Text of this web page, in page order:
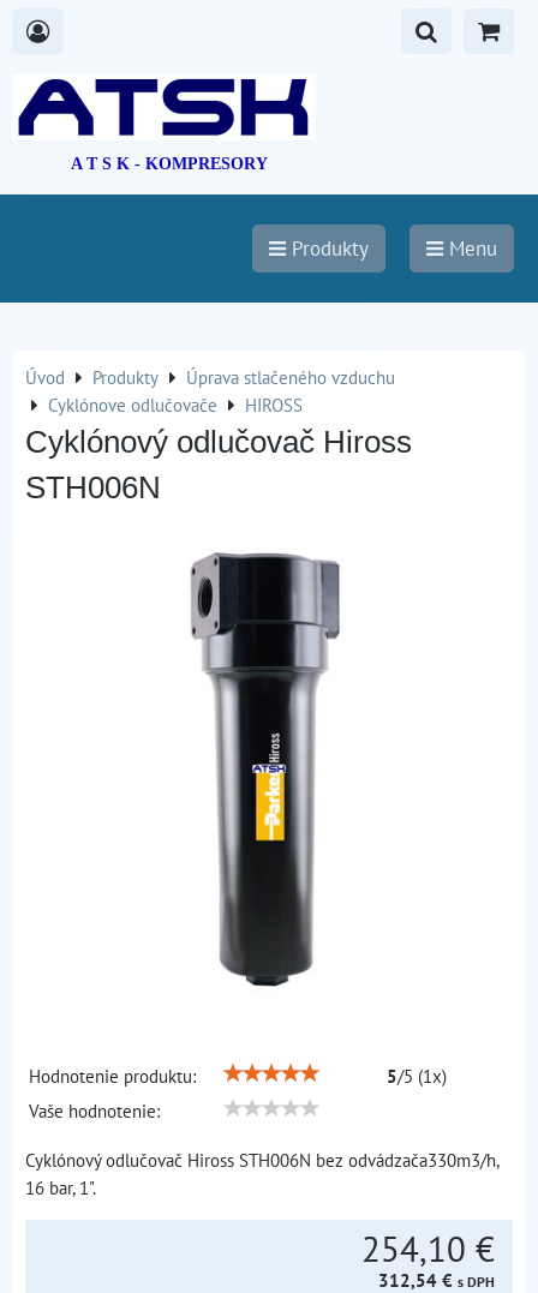
A T S K - KOMPRESORY
Produkty Menu
Úvod Produkty
Úprava stlačeného vzduchu
Cyklónove odlučovače
HIROSS
Cyklónový odlučovač Hiross
STH006N
Hodnotenie produktu: 5/5 (1x)
Vaše hodnotenie:
Cyklónový odlučovač Hiross STH006N bez odvádzača330m3/h,
16 bar, 1".
254,10 €
312,54 € s DPH